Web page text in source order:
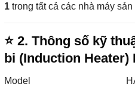
1 trong tất cả các nhà máy
⭐ 2. Thông số kỹ
bi (Induction Heater)
Model HA-